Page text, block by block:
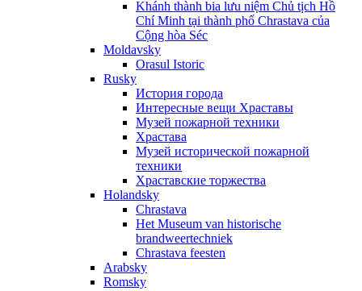
Khánh thành bia lưu niệm Chủ tịch Hồ
Chí Minh tại thành phố Chrastava của
Cộng hòa Séc
Moldavsky
Orasul Istoric
Rusky
История города
Интересные вещи Храставы
Музей пожарной техники
Храстава
Музей исторической пожарной
техники
Храставские торжества
Holandsky
Chrastava
Het Museum van historische
brandweertechniek
Chrastava feesten
Arabsky
Romsky